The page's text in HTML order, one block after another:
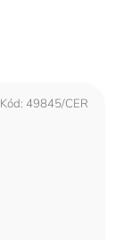
Kód: 49845/CER